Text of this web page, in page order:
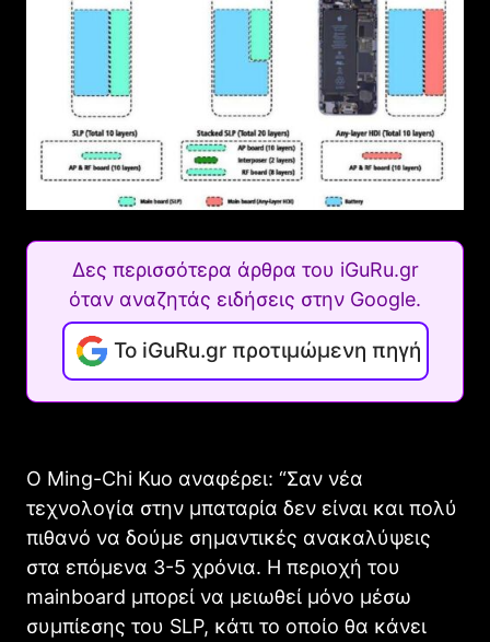
Δες περισσότερα άρθρα του iGuRu.gr
όταν αναζητάς ειδήσεις στην Google.
Το iGuRu.gr προτιμώμενη πηγή
Ο Ming-Chi Kuo αναφέρει: “Σαν νέα
τεχνολογία στην μπαταρία δεν είναι και πολύ
πιθανό να δούμε σημαντικές ανακαλύψεις
στα επόμενα 3-5 χρόνια. Η περιοχή του
mainboard μπορεί να μειωθεί μόνο μέσω
συμπίεσης του SLP, κάτι το οποίο θα κάνει